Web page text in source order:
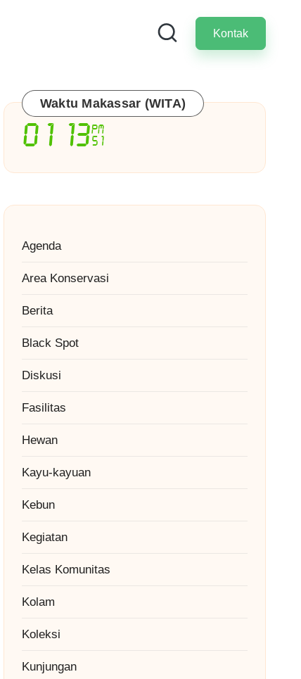
Kontak
Waktu Makassar (WITA)
Agenda
Area Konservasi
Berita
Black Spot
Diskusi
Fasilitas
Hewan
Kayu-kayuan
Kebun
Kegiatan
Kelas Komunitas
Kolam
Koleksi
Kunjungan